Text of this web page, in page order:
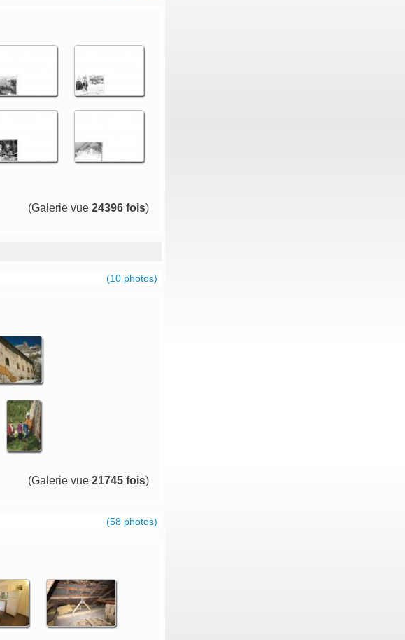
(Galerie vue 24396 fois)
(10 photos)
(Galerie vue 21745 fois)
(58 photos)